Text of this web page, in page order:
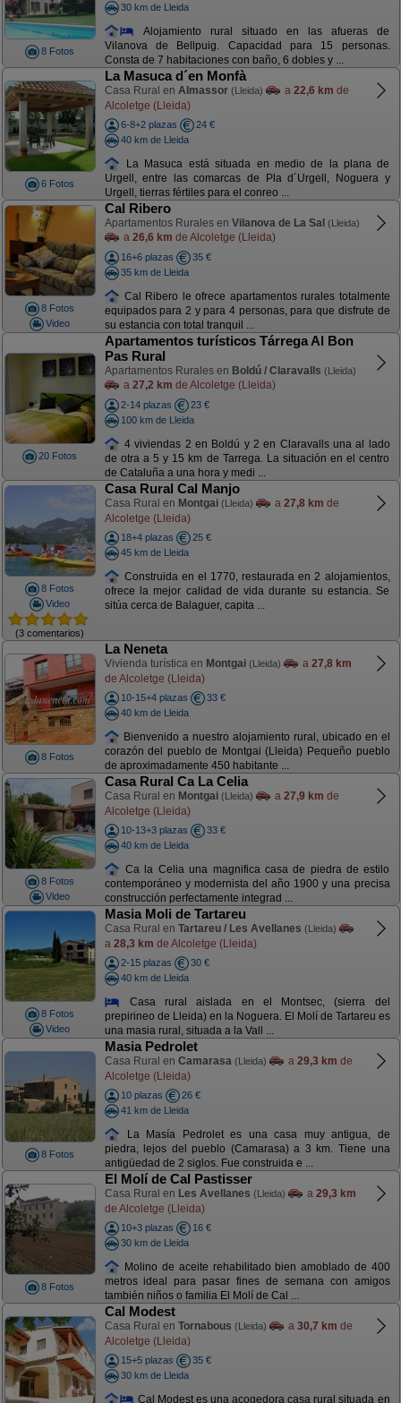
8 Fotos
30 km de Lleida
Alojamiento rural situado en las afueras de
Vilanova de Bellpuig. Capacidad para 15 personas.
Consta de 7 habitaciones con baño, 6 dobles y ...
6 Fotos
La Masuca d´en Monfà
Casa Rural en Almassor (Lleida) a 22,6 km de
Alcoletge (Lleida)
6-8+2 plazas
24 €
40 km de Lleida
La Masuca está situada en medio de la plana de
Urgell, entre las comarcas de Pla d´Urgell, Noguera y
Urgell, tierras fértiles para el conreo ...
8 Fotos
Video
Cal Ribero
Apartamentos Rurales en Vilanova de La Sal (Lleida)
a 26,6 km de Alcoletge (Lleida)
16+6 plazas
35 €
35 km de Lleida
Cal Ribero le ofrece apartamentos rurales totalmente
equipados para 2 y para 4 personas, para que disfrute de
su estancia con total tranquil ...
20 Fotos
Apartamentos turísticos Tárrega Al Bon
Pas Rural
Apartamentos Rurales en Boldú / Claravalls (Lleida)
a 27,2 km de Alcoletge (Lleida)
2-14 plazas
23 €
100 km de Lleida
4 viviendas 2 en Boldú y 2 en Claravalls una al lado
de otra a 5 y 15 km de Tarrega. La situación en el centro
de Cataluña a una hora y medi ...
8 Fotos
Video
(3 comentarios)
Casa Rural Cal Manjo
Casa Rural en Montgai (Lleida) a 27,8 km de
Alcoletge (Lleida)
18+4 plazas
25 €
45 km de Lleida
Construida en el 1770, restaurada en 2 alojamientos,
ofrece la mejor calidad de vida durante su estancia. Se
sitúa cerca de Balaguer, capita ...
8 Fotos
La Neneta
Vivienda turística en Montgai (Lleida) a 27,8 km
de Alcoletge (Lleida)
10-15+4 plazas
33 €
40 km de Lleida
Bienvenido a nuestro alojamiento rural, ubicado en el
corazón del pueblo de Montgai (Lleida) Pequeño pueblo
de aproximadamente 450 habitante ...
8 Fotos
Video
Casa Rural Ca La Celia
Casa Rural en Montgai (Lleida) a 27,9 km de
Alcoletge (Lleida)
10-13+3 plazas
33 €
40 km de Lleida
Ca la Celia una magnifica casa de piedra de estilo
contemporáneo y modernista del año 1900 y una precisa
construcción perfectamente integrad ...
8 Fotos
Video
Masia Moli de Tartareu
Casa Rural en Tartareu / Les Avellanes (Lleida)
a 28,3 km de Alcoletge (Lleida)
2-15 plazas
30 €
40 km de Lleida
Casa rural aislada en el Montsec, (sierra del
prepirineo de Lleida) en la Noguera. El Molí de Tartareu es
una masia rural, situada a la Vall ...
8 Fotos
Masia Pedrolet
Casa Rural en Camarasa (Lleida) a 29,3 km de
Alcoletge (Lleida)
10 plazas
26 €
41 km de Lleida
La Masía Pedrolet es una casa muy antigua, de
piedra, lejos del pueblo (Camarasa) a 3 km. Tiene una
antigüedad de 2 siglos. Fue construida e ...
8 Fotos
El Molí de Cal Pastisser
Casa Rural en Les Avellanes (Lleida) a 29,3 km
de Alcoletge (Lleida)
10+3 plazas
16 €
30 km de Lleida
Molino de aceite rehabilitado bien amoblado de 400
metros ideal para pasar fines de semana con amigos
también niños o familia El Molí de Cal ...
Cal Modest
Casa Rural en Tornabous (Lleida) a 30,7 km de
Alcoletge (Lleida)
15+5 plazas
35 €
30 km de Lleida
Cal Modest es una acogedora casa rural situada en